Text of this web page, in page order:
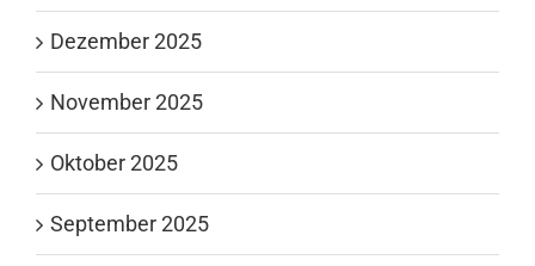
Dezember 2025
November 2025
Oktober 2025
September 2025